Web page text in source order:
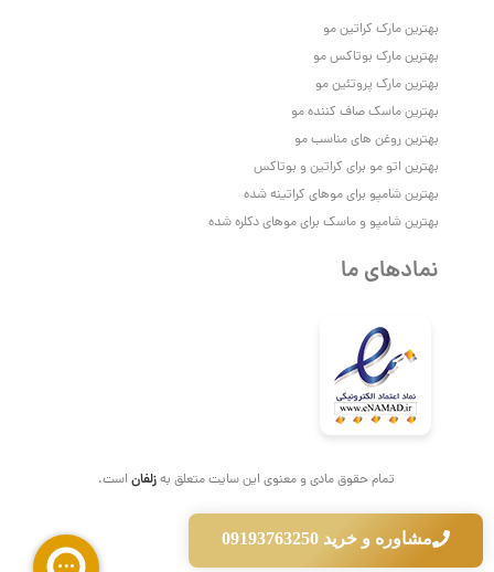
بهترین مارک کراتین مو
بهترین مارک بوتاکس مو
بهترین مارک پروتئین مو
بهترین ماسک صاف کننده مو
بهترین روغن های مناسب مو
بهترین اتو مو برای کراتین و بوتاکس
بهترین شامپو برای موهای کراتینه شده
بهترین شامپو و ماسک برای موهای دکلره شده
نمادهای ما
تمام حقوق مادی و معنوی این سایت متعلق بهزلفاناست.
مشاوره و خرید 09193763250